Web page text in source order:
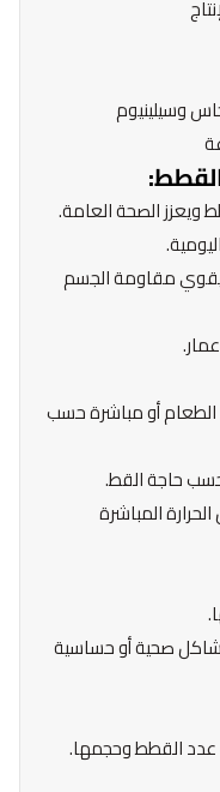
وسيلينيوم
ويعزز الصحة العامة.
مقاومة الجسم
أو مباشرة حسب
حاجة القط.
المباشرة
صحية أو حساسية